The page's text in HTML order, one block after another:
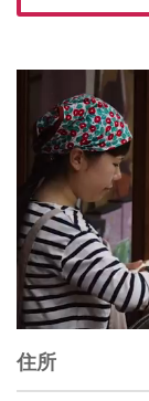
住所